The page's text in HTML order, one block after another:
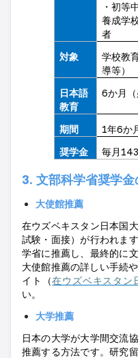
・初等
養成学
者
対象
学校教
導等）
日本語
教育
6か月（
期間 1年6か
奨学金
毎月
3. 文部科学省奨学
大使館推薦
在ウズベキスタン日本国
試験・面接）が行われま
学省に推薦し、最終的に
大使館推薦の詳しい手続
イト（在ウズベキスタン
い。
大学推薦
日本の大学が大学間交流
推薦する方法です。研究